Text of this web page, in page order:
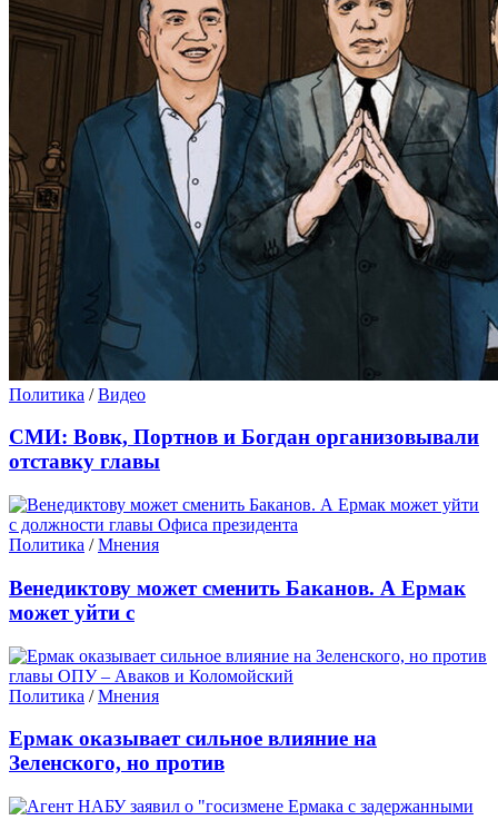
Политика /Видео
СМИ: Вовк, Портнов и Богдан организовывали
отставку главы
Политика /Мнения
Венедиктову может сменить Баканов. А Ермак
может уйти с
Политика /Мнения
Ермак оказывает сильное влияние на
Зеленского, но против